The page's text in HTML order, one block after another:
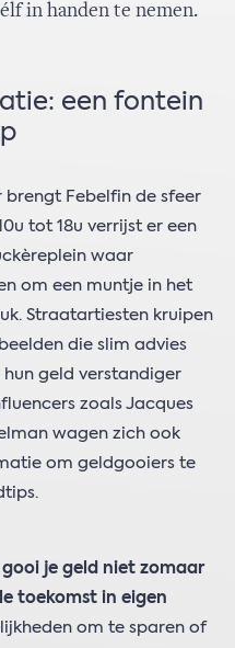
in handen te nemen.
een fontein
brengt Febelfin de sfeer
tot 18u ​​verrijst​​ er een
waar
om een muntje in het
Straatartiesten kruipen
die slim advies
hun geld verstandiger
zoals Jacques
wagen zich ook
om geldgooiers te
gooi je geld niet zomaar
toekomst in eigen
om te sparen of